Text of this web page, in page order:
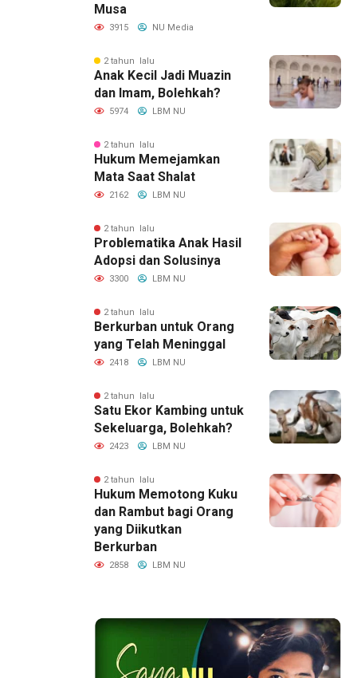
Musa
3915 NU Media
2 tahun lalu
Anak Kecil Jadi Muazin
dan Imam, Bolehkah?
5974 LBM NU
2 tahun lalu
Hukum Memejamkan
Mata Saat Shalat
2162 LBM NU
2 tahun lalu
Problematika Anak Hasil
Adopsi dan Solusinya
3300 LBM NU
2 tahun lalu
Berkurban untuk Orang
yang Telah Meninggal
2418 LBM NU
2 tahun lalu
Satu Ekor Kambing untuk
Sekeluarga, Bolehkah?
2423 LBM NU
2 tahun lalu
Hukum Memotong Kuku
dan Rambut bagi Orang
yang Diikutkan
Berkurban
2858 LBM NU